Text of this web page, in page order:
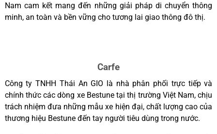
Nam cam kết mang đến những giải pháp di chuyển thông
minh, an toàn và bền vững cho tương lai giao thông đô thị.
Carfe
Công ty TNHH Thái An GIO là nhà phân phối trực tiếp và
chính thức các dòng xe Bestune tại thị trường Việt Nam, chịu
trách nhiệm đưa những mẫu xe hiện đại, chất lượng cao của
thương hiệu Bestune đến tay người tiêu dùng trong nước.